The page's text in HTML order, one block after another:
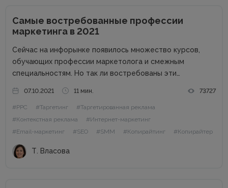
Самые востребованные профессии
маркетинга в 2021
Сейчас на инфорынке появилось множество курсов,
обучающих профессии маркетолога и смежным
специальностям. Но так ли востребованы эти
себя в роли маркетолога, и каких специалистов ищут
работодатели? Обо всем этом и немного больше...
07.10.2021 11 мин. 73727
#PPC #Таргетинг
#Таргетированная реклама
#Контекстная реклама
#Интернет-маркетинг
#Email-маркетинг
#SEO #SMM #Копирайтинг #Копирайтер
Т. Власова